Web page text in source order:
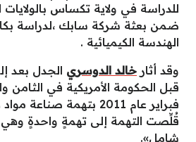
للدراسة في ولاية تكساس بالولايات
ضمن بعثة شركة سابك ،لدراسة
الهندسة الكيميائية .
وقد أثار خالد الدوسري الجدل بعد
قبل الحكومة الأمريكية في
فبراير عام 2011 بتهمة
قُلِّصت التهمة إلى تهمةٍ واحدةٍ وهي
شامل».